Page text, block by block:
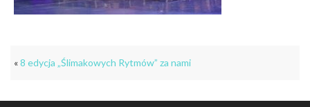
«8 edycja „Ślimakowych Rytmów” za nami